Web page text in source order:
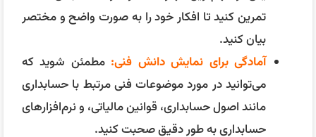
مدیریت کنید. تکنیک‌های تنفس عمیق یا مدیتیشن
می‌تواند به شما کمک کند تا آرام‌تر و متمرکزتر باشید.
نمونه‌های کاری:اگر امکان دارد، نمونه‌هایی از
کارهای قبلی خود را به همراه داشته باشید تا بتوانید
به طور عینی توانایی‌های خود را نشان دهید.
پیگیری پس از مصاحبه :پس از مصاحبه، یک ایمیل